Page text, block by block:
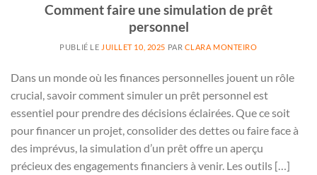
Comment faire une simulation de prêt
personnel
PUBLIÉ LE JUILLET 10, 2025 PAR CLARA MONTEIRO
Dans un monde où les finances personnelles jouent un rôle
crucial, savoir comment simuler un prêt personnel est
essentiel pour prendre des décisions éclairées. Que ce soit
pour financer un projet, consolider des dettes ou faire face à
des imprévus, la simulation d’un prêt offre un aperçu
précieux des engagements financiers à venir. Les outils […]